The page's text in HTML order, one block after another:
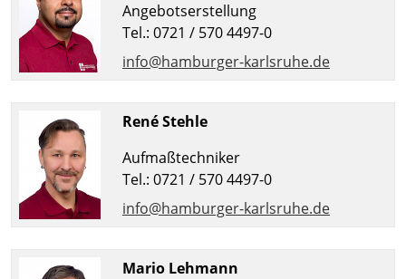
Angebotserstellung
Tel.: 0721 / 570 4497-0
info@hamburger-karlsruhe.de
René Stehle
Aufmaßtechniker
Tel.: 0721 / 570 4497-0
info@hamburger-karlsruhe.de
Mario Lehmann